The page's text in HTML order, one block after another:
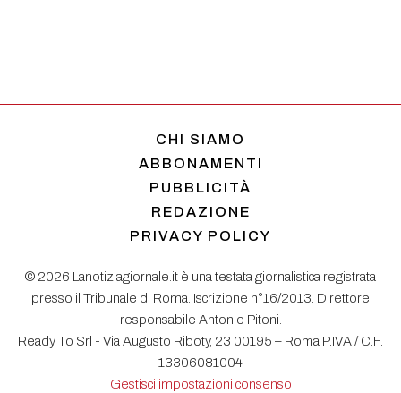
CHI SIAMO
ABBONAMENTI
PUBBLICITÀ
REDAZIONE
PRIVACY POLICY
© 2026 Lanotiziagiornale.it è una testata giornalistica registrata
presso il Tribunale di Roma. Iscrizione n°16/2013. Direttore
responsabile Antonio Pitoni.
Ready To Srl - Via Augusto Riboty, 23 00195 – Roma P.IVA / C.F.
13306081004
Gestisci impostazioni consenso